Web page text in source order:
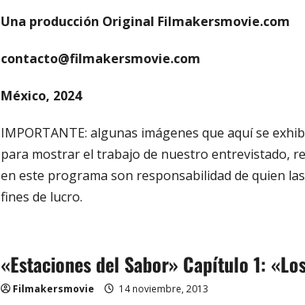
Una producción Original Filmakersmovie.com
contacto@filmakersmovie.com
México, 2024
IMPORTANTE: algunas imágenes que aquí se
para mostrar el trabajo de nuestro entrevistado,
en este programa son responsabilidad de quien
fines de lucro.
«Estaciones del Sabor» Capítulo 1:
Filmakersmovie 14 noviembre, 2013